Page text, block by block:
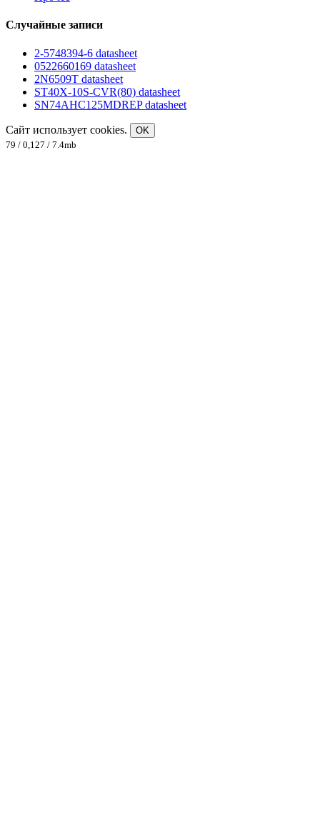
Случайные записи
2-5748394-6 datasheet
0522660169 datasheet
2N6509T datasheet
ST40X-10S-CVR(80) datasheet
SN74AHC125MDREP datasheet
Сайт использует cookies.
OK
79 / 0,127 / 7.4mb